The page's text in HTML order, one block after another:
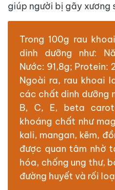
giúp người bị gãy xương
Trong 100g rau
dinh dưỡng như:
Nước: 91,8g; Protein:
Ngoài ra, rau khoai
các chất dinh dưỡng
B, C, E, beta
khoáng chất như
kali, mangan, kẽm,
được quan tâm nhờ
hóa, chống ung thư,
đường huyết và rối